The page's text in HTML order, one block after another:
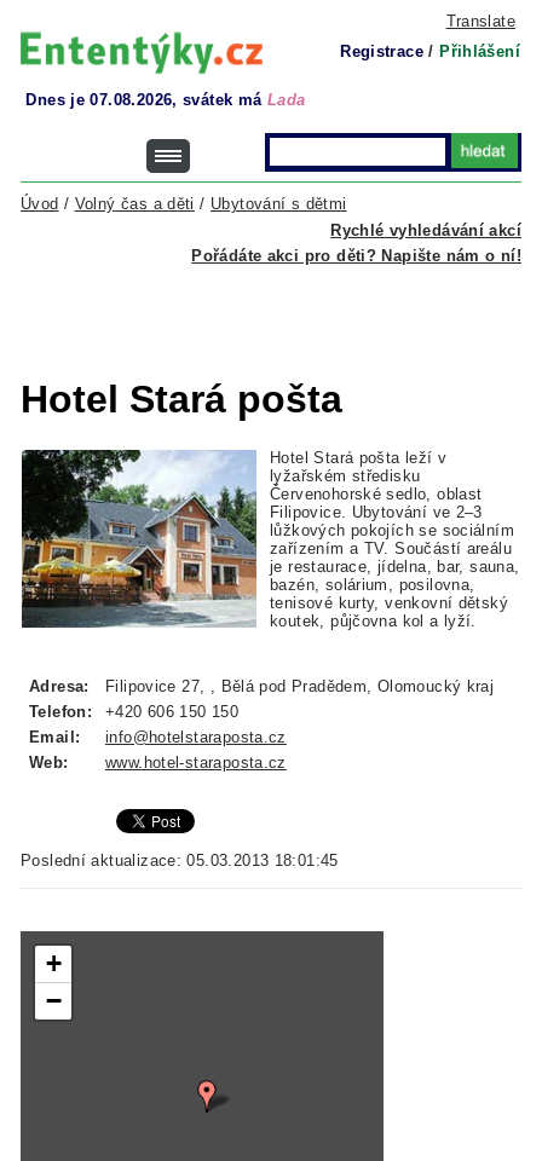
Translate
Registrace / Přihlášení
Dnes je 07.08.2026, svátek má Lada
Rychlé vyhledávání akcí
Úvod / Volný čas a děti / Ubytování s dětmi
Pořádáte akci pro děti? Napište nám o ní!
Hotel Stará pošta
Hotel Stará pošta leží v
lyžařském středisku
Červenohorské sedlo, oblast
Filipovice. Ubytování ve 2–3
lůžkových pokojích se sociálním
zařízením a TV. Součástí areálu
je restaurace, jídelna, bar, sauna,
bazén, solárium, posilovna,
tenisové kurty, venkovní dětský
koutek, půjčovna kol a lyží.
Adresa:
Filipovice 27, , Bělá pod Pradědem, Olomoucký kraj
Telefon:
+420 606 150 150
Email:
info@hotelstaraposta.cz
Web:
www.hotel-staraposta.cz
Poslední aktualizace: 05.03.2013 18:01:45
+
−